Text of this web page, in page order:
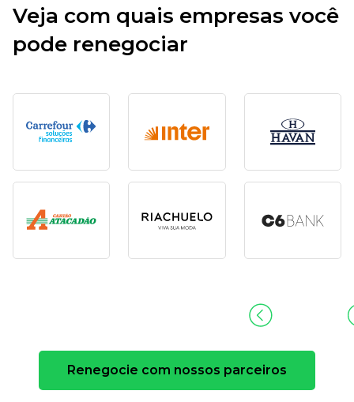
Veja com quais empresas você
pode renegociar
Renegocie com nossos parceiros